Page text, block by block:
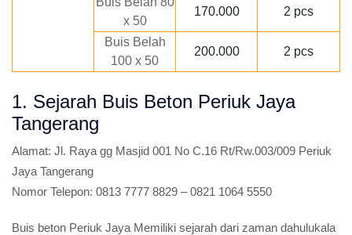
x 50
170.000 2 pcs
Buis Belah
100 x 50
200.000 2 pcs
1. Sejarah Buis Beton Periuk Jaya
Tangerang
Alamat: Jl. Raya gg Masjid 001 No C.16 Rt/Rw.003/009 Periuk
Jaya Tangerang
Nomor Telepon: 0813 7777 8829 – 0821 1064 5550
Buis beton Periuk Jaya Memiliki sejarah dari zaman dahulukala